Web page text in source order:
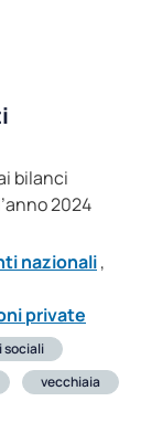
bilanci
2024
nazionali,
private
sociali
vecchiaia